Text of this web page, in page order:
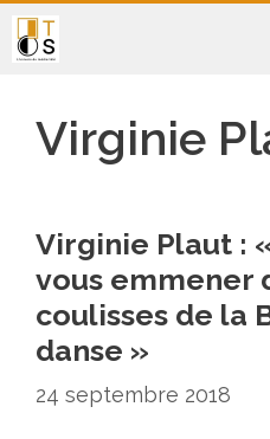
Aller
au
Virginie
Virginie Plaut :
vous emmener
coulisses de la
danse »
24 septembre 2018